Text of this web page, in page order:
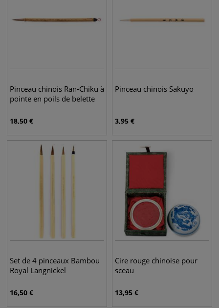
Pinceau chinois Ran-Chiku à
pointe en poils de belette
18,50 €
Pinceau chinois Sakuyo
3,95 €
Set de 4 pinceaux Bambou
Royal Langnickel
16,50 €
Cire rouge chinoise pour
sceau
13,95 €